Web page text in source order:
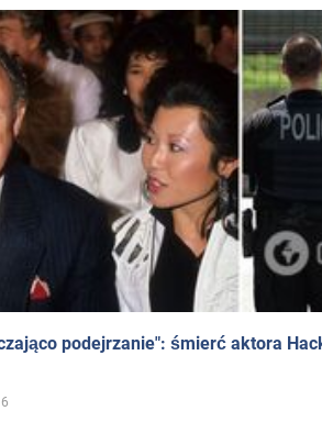
podejrzanie": śmierć aktora